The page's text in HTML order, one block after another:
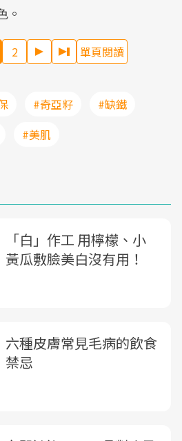
。
2 單頁閱讀
#奇亞籽
#缺鐵
#美肌
「白」作工 用檸檬、小
黃瓜敷臉美白沒有用！
六種皮膚常見毛病的飲食
禁忌